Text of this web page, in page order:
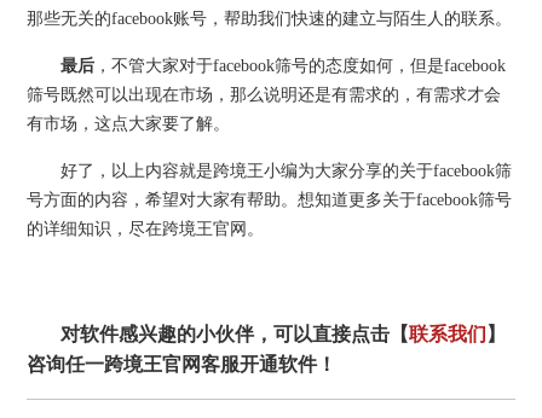
那些无关的facebook账号，帮助我们快速的建立与陌生人的联系。
最后 ，不管大家对于facebook筛号的态度如何，但是facebook
筛号既然可以出现在市场，那么说明还是有需求的，有需求才会
有市场，这点大家要了解。
好了，以上内容就是跨境王小编为大家分享的关于facebook筛
号方面的内容，希望对大家有帮助。想知道更多关于facebook筛号
的详细知识，尽在跨境王官网。
对软件感兴趣的小伙伴，可以直接点击【联系我们 】
咨询任一跨境王官网客服开通软件！